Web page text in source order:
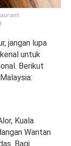
jangan lupa
untuk
Berikut
Kuala
Wantan
Bagi